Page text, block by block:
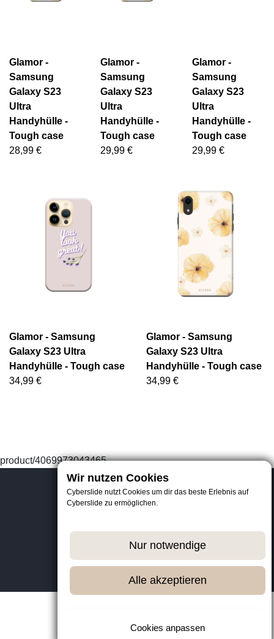
Glamor -
Samsung
Galaxy S23
Ultra
Handyhülle -
Tough case
28,99 €
Glamor -
Samsung
Galaxy S23
Ultra
Handyhülle -
Tough case
29,99 €
Glamor -
Samsung
Galaxy S23
Ultra
Handyhülle -
Tough case
29,99 €
Glamor - Samsung
Galaxy S23 Ultra
Handyhülle - Tough case
34,99 €
Glamor - Samsung
Galaxy S23 Ultra
Handyhülle - Tough case
34,99 €
product/4069973043465
Impressum
© 2026 CyberSlide
Wir nutzen Cookies
Cyberslide nutzt Cookies um dir das beste Erlebnis auf
Cyberslide zu ermöglichen.
Nur notwendige
Alle akzeptieren
Cookies anpassen